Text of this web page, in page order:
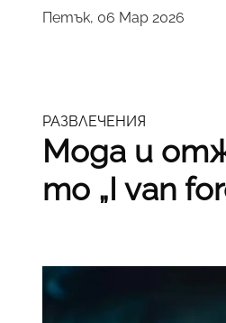
Петък, 06 Мар 2026
РАЗВЛЕЧЕНИЯ
Мода и
то „I van